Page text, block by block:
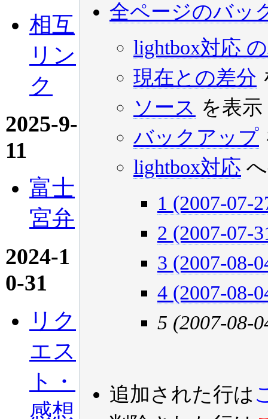
相互
リン
ク
2025-9-
11
富士
宮弁
2024-1
0-31
リク
エス
ト・
感想
全ページのバッ
lightbox対応
現在との差分
ソース を表示
バックアップ
lightbox対応
1 (2007-07-
2 (2007-07-
3 (2007-08-
4 (2007-08-
5 (2007-08-
追加された行は